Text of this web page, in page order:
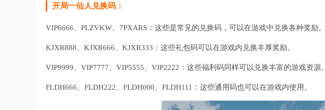
开局一仙人兑换码：
VIP6666、PLZVKW、7PXARS‌：这些是常见的兑换码，可以在游戏中兑换各种奖励‌。
‌KJXR888、KJXR666、KJXR333‌：这些礼包码可以在游戏内兑换丰厚奖励‌。
‌VIP9999、VIP7777、VIP5555、VIP2222‌：这些福利码同样可以兑换丰富的游戏资源‌。
‌FLDH666、FLDH222、FLDH000、FLDH111‌：这些通用码也可以在游戏内使用‌。